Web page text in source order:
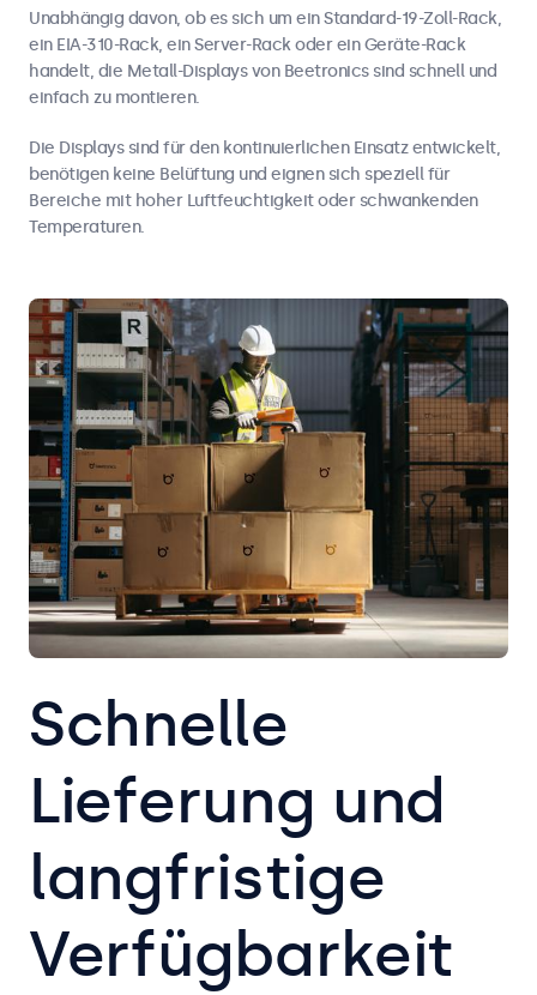
Unabhängig davon, ob es sich um ein Standard-19-Zoll-Rack,
ein EIA-310-Rack, ein Server-Rack oder ein Geräte-Rack
handelt, die Metall-Displays von Beetronics sind schnell und
einfach zu montieren.
Die Displays sind für den kontinuierlichen Einsatz entwickelt,
benötigen keine Belüftung und eignen sich speziell für
Bereiche mit hoher Luftfeuchtigkeit oder schwankenden
Temperaturen.
Schnelle
Lieferung und
langfristige
Verfügbarkeit